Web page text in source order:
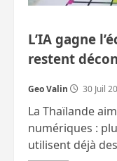
L’IA gagne
restent
Geo Valin 30 Juil
La Thaïlande
numériques :
utilisent déjà